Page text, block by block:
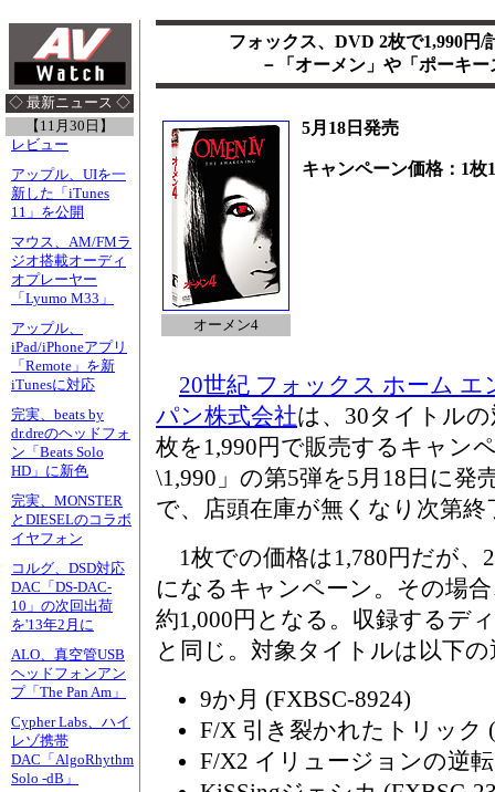
◇ 最新ニュース ◇
【11月30日】
レビュー
アップル、UIを一
新した「iTunes
11」を公開
マウス、AM/FMラ
ジオ搭載オーディ
オプレーヤー
「Lyumo M33」
アップル、
iPad/iPhoneアプリ
「Remote」を新
iTunesに対応
完実、beats by
dr.dreのヘッドフォ
ン「Beats Solo
HD」に新色
完実、MONSTER
とDIESELのコラボ
イヤフォン
コルグ、DSD対応
DAC「DS-DAC-
10」の次回出荷
を'13年2月に
ALO、真空管USB
ヘッドフォンアン
プ「The Pan Am」
Cypher Labs、ハイ
レゾ携帯
DAC「AlgoRhythm
Solo -dB」
フォックス、DVD 2枚で1,990円/
－「オーメン」や「ポーキ
オーメン4
5月18日発売
キャンペーン価格：1枚
20世紀 フォックス ホーム
パン株式会社は、30タイトル
枚を1,990円で販売するキャン
\1,990」の第5弾を5月18日に発
で、店頭在庫が無くなり次第終
1枚での価格は1,780円だが、
になるキャンペーン。その場
約1,000円となる。収録するデ
と同じ。対象タイトルは以下
9か月 (FXBSC-8924)
F/X 引き裂かれたトリック
F/X2 イリュージョンの逆